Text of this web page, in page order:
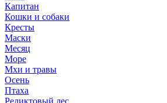
Капитан
Кошки и собаки
Кресты
Маски
Месяц
Море
Мхи и травы
Осень
Птаха
Реликтовый лес